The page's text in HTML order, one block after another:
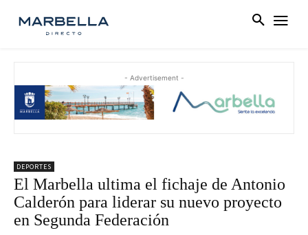
- Advertisement -
DEPORTES
El Marbella ultima el fichaje de Antonio
Calderón para liderar su nuevo proyecto
en Segunda Federación